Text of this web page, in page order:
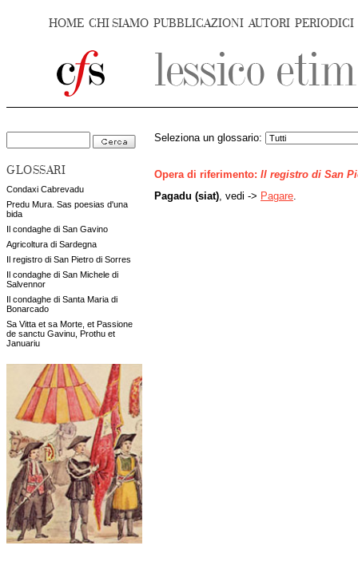
HOME CHI SIAMO PUBBLICAZIONI AUTORI PERIODICI
GLOSSARI
Condaxi Cabrevadu
Predu Mura. Sas poesias d'una
bida
Il condaghe di San Gavino
Agricoltura di Sardegna
Il registro di San Pietro di Sorres
Il condaghe di San Michele di
Salvennor
Il condaghe di Santa Maria di
Bonarcado
Sa Vitta et sa Morte, et Passione
de sanctu Gavinu, Prothu et
Januariu
Seleziona un glossario:
Opera di riferimento: Il registro di San
Pagadu (siat) , vedi -> Pagare